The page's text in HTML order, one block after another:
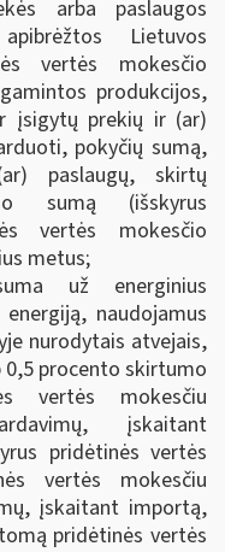
arba paslaugos
Lietuvos
vertės mokesčio
produkcijos,
įsigytų prekių ir (ar)
pokyčių sumą,
paslaugų, skirtų
sumą (išskyrus
vertės mokesčio
metus;
už energinius
naudojamus
nurodytais atvejais,
0,5 procento skirtumo
vertės mokesčiu
įskaitant
pridėtinės vertės
vertės mokesčiu
įskaitant importą,
pridėtinės vertės